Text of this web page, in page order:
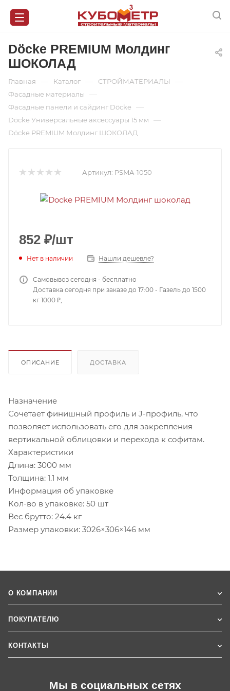
Döcke PREMIUM Молдинг
ШОКОЛАД
Главная — Каталог — СТРОЙМАТЕРИАЛЫ —
Фасадные материалы —
Фасадные панели и сайдинг Döcke —
Döcke Универсальные аксессуары 15 мм —
Döcke PREMIUM Молдинг ШОКОЛАД
Артикул: PSMA-1050
852 ₽/шт
Нет в наличии Нашли дешевле?
Самовывоз сегодня - бесплатно
Доставка сегодня при заказе до 17:00 - Газель до 1500
кг 1000 ₽,
ОПИСАНИЕ ДОСТАВКА
Назначение
Сочетает финишный профиль и J-профиль, что
позволяет использовать его для закрепления
вертикальной облицовки и перехода к софитам.
Характеристики
Длина: 3000 мм
Толщина: 1.1 мм
Информация об упаковке
Кол-во в упаковке: 50 шт
Вес брутто: 24.4 кг
Размер упаковки: 3026×306×146 мм
О КОМПАНИИ
ПОКУПАТЕЛЮ
КОНТАКТЫ
Мы в социальных сетях